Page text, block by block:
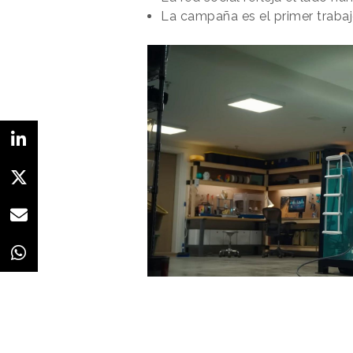
reflexionó sobre la posibilidad
con personas fallecidas.
“Si
puede haber formas en las que
afirmaba entonces. Aunque
en el que pueda volverse poco
El documento de la patente
usuario fallecido tiene un
de otros usuarios. Es decir, la
interrupción del flujo social.
Y es que en plataformas cuya
y del volumen de actividad, una
merma potencial en
“cementerio digital” de perfiles
La campaña es el primer